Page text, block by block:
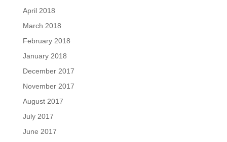
April 2018
March 2018
February 2018
January 2018
December 2017
November 2017
August 2017
July 2017
June 2017